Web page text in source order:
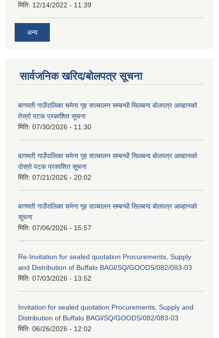
मिति: 12/14/2022 - 11:39
अन्य
सार्वजनिक खरिद/बोलपत्र सूचना
बागमती गाउँपालिका चमेना गृह सञ्चालन सम्बन्धी सिलबन्द बोलपत्र आव्हानको
तेस्रो पटक प्रकाशित सूचना
मिति: 07/30/2026 - 11:30
बागमती गाउँपालिका चमेना गृह सञ्चालन सम्बन्धी सिलबन्द बोलपत्र आव्हानको
दोस्रो पटक प्रकाशित सूचना
मिति: 07/21/2026 - 20:02
बागमती गाउँपालिका चमेना गृह सञ्चालन सम्बन्धी सिलबन्द बोलपत्र आव्हानको
सूचना
मिति: 07/06/2026 - 15:57
Re-Invitation for sealed quotation Procurements, Supply
and Distribution of Buffalo BAGl/SQ/GOODS/082/083-03
मिति: 07/03/2026 - 13:52
Invitation for sealed quotation Procurements, Supply and
Distribution of Buffalo BAGl/SQ/GOODS/082/083-03
मिति: 06/26/2026 - 12:02